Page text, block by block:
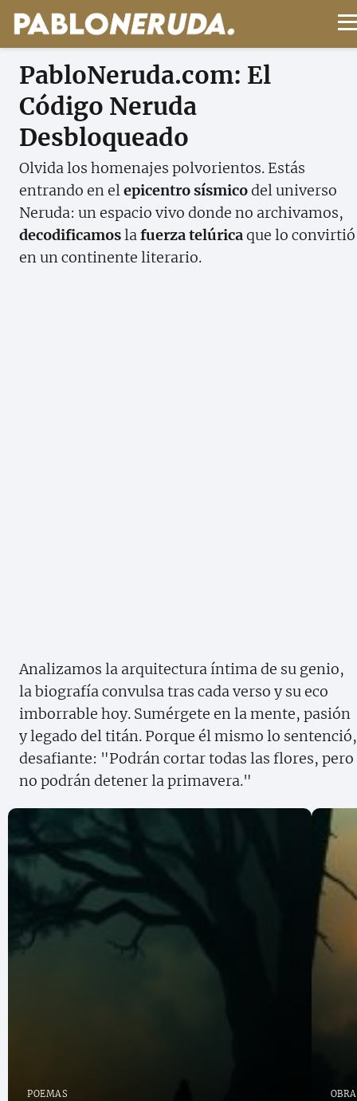
PabloNeruda.com: El
Código Neruda
Desbloqueado
Olvida los homenajes polvorientos. Estás
entrando en elepicentro sísmicodel universo
Neruda: un espacio vivo donde no archivamos,
decodificamoslafuerza telúricaque lo convirtió
en un continente literario.
Analizamos la arquitectura íntima de su genio,
la biografía convulsa tras cada verso y su eco
imborrable hoy. Sumérgete en la mente, pasión
y legado del titán. Porque él mismo lo sentenció,
desafiante: "Podrán cortar todas las flores, pero
no podrán detener la primavera."
POEMAS